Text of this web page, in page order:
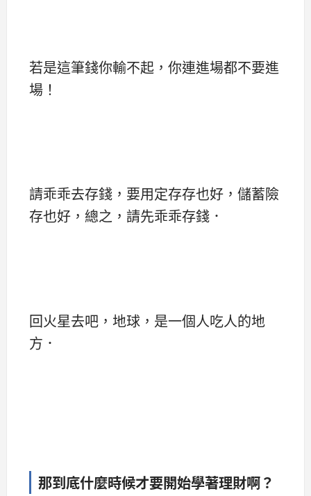
若是這筆錢你輸不起，你連進場都不要進
場！
請乖乖去存錢，要用定存存也好，儲蓄險
存也好，總之，請先乖乖存錢．
回火星去吧，地球，是一個人吃人的地
方．
那到底什麼時候才要開始學著理財啊？